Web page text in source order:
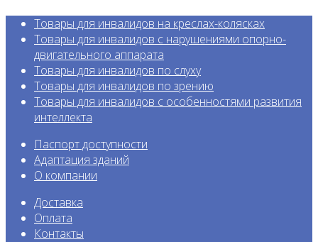
Товары для инвалидов на креслах-колясках
Товары для инвалидов с нарушениями опорно-
двигательного аппарата
Товары для инвалидов по слуху
Товары для инвалидов по зрению
Товары для инвалидов с особенностями развития
интеллекта
Паспорт доступности
Адаптация зданий
О компании
Доставка
Оплата
Контакты